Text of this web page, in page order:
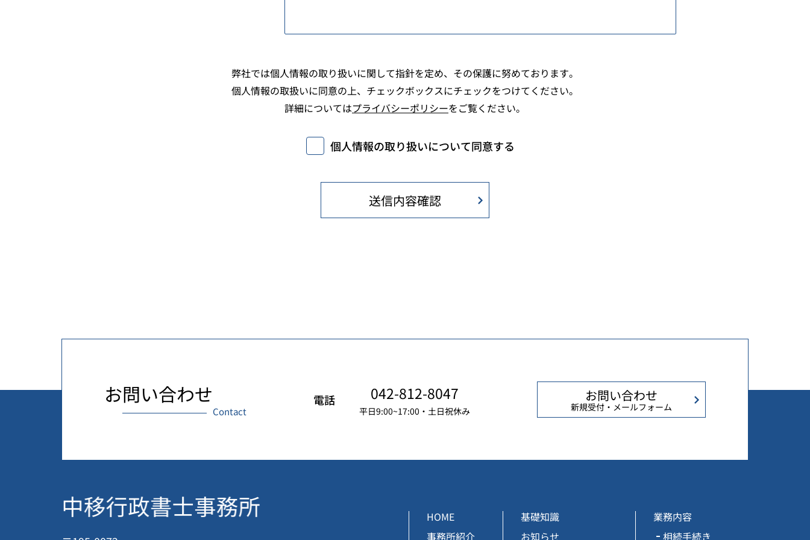
弊社では個人情報の取り扱いに関して指針を定め、その保護に努めております。
個人情報の取扱いに同意の上、チェックボックスにチェックをつけてください。
詳細についてはプライバシーポリシーをご覧ください。
個人情報の取り扱いについて同意する
お問い合わせ
Contact
電話 042-812-8047
平日9:00~17:00・土日祝休み
お問い合わせ
新規受付・メールフォーム
HOME
事務所紹介
基礎知識
お知らせ
業務内容
相続手続き